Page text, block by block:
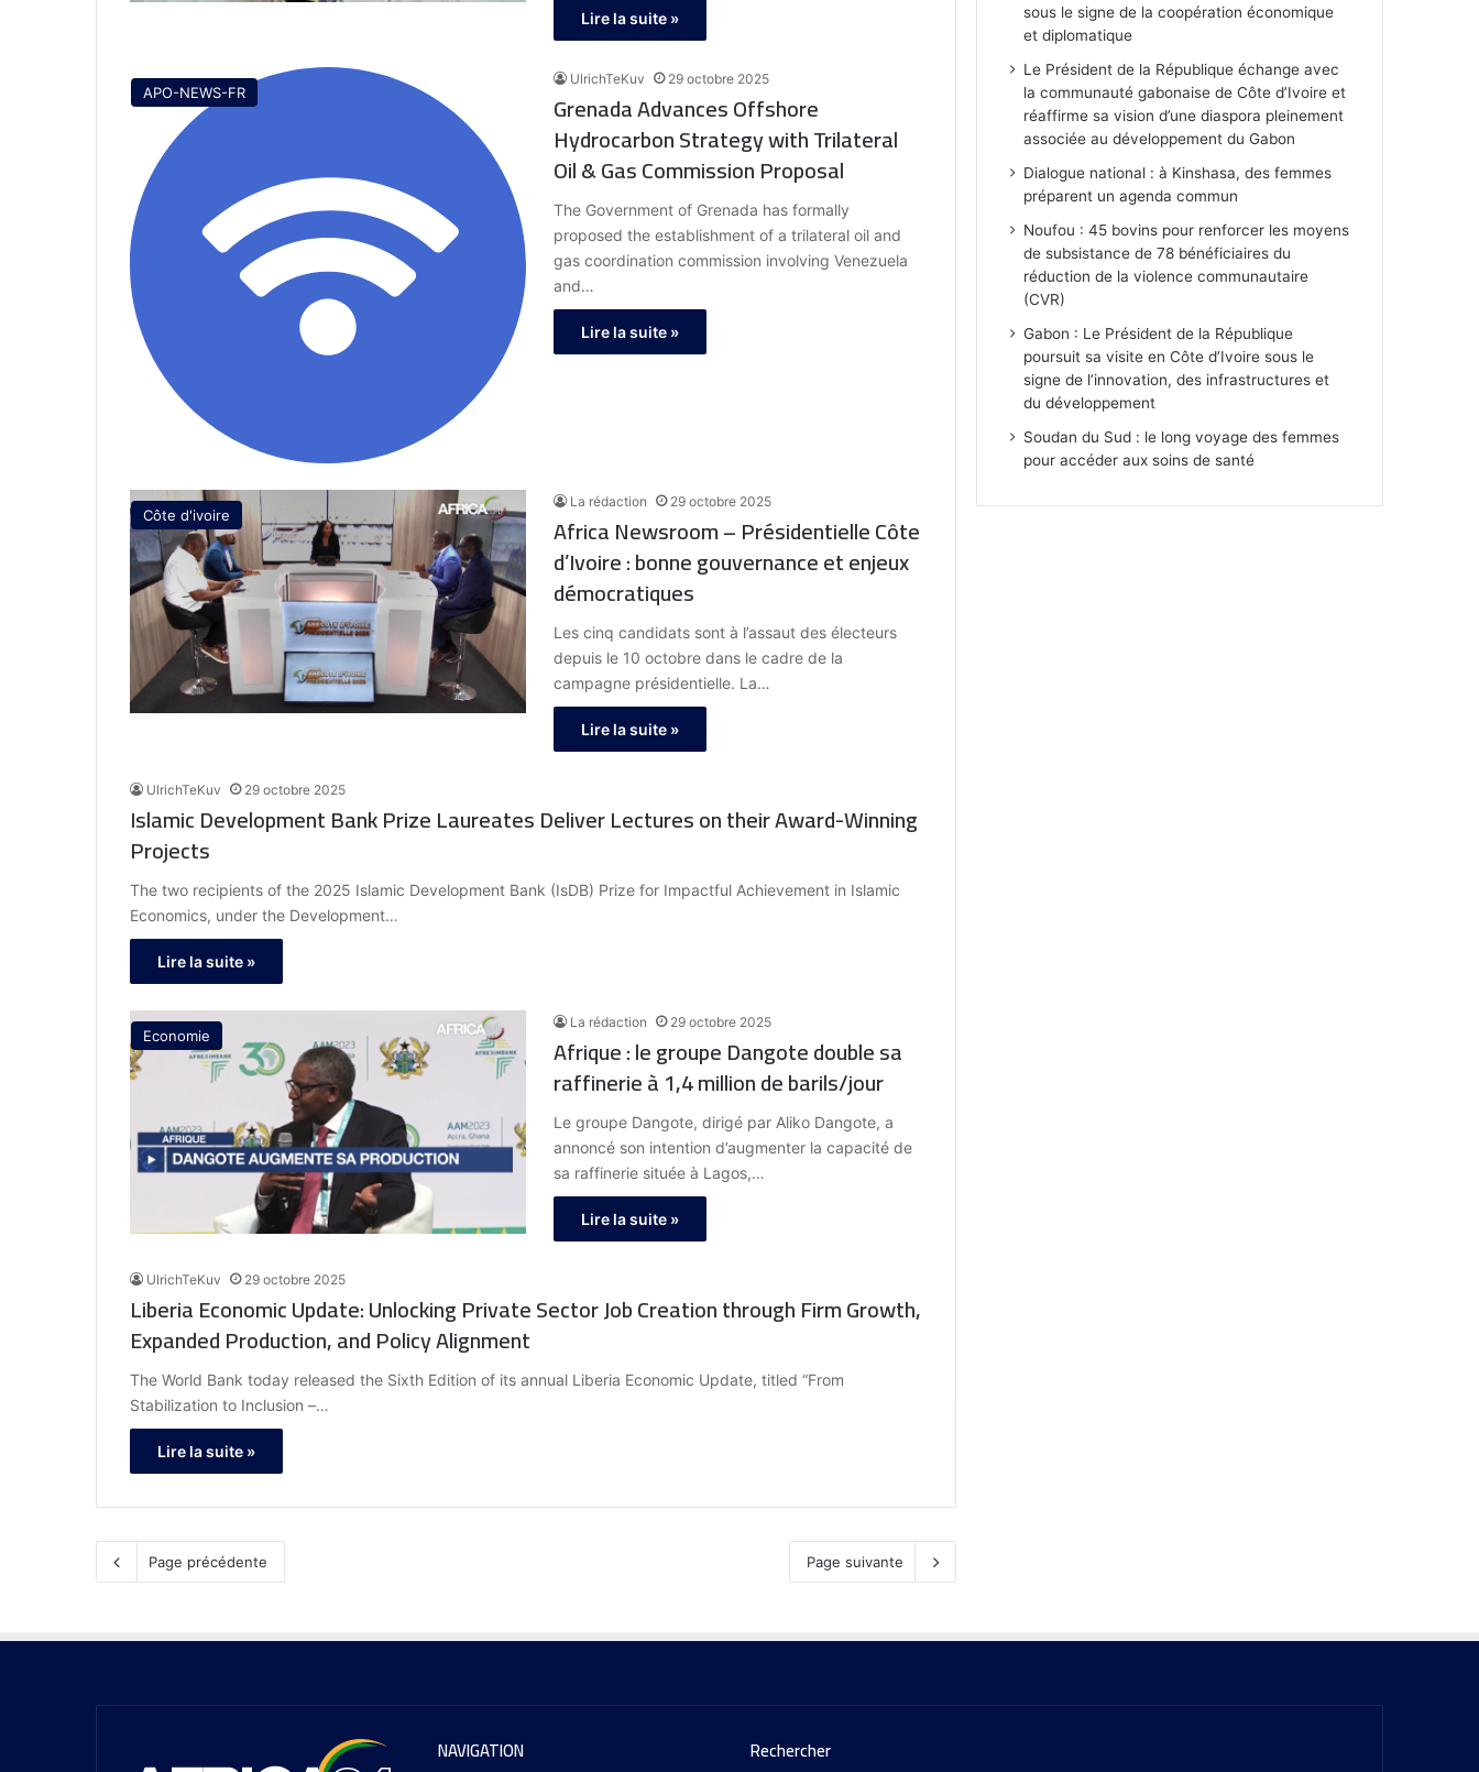
Lire la suite »
APO-NEWS-FR
UlrichTeKuv 29 octobre 2025
Grenada Advances Offshore
Hydrocarbon Strategy with Trilateral
Oil & Gas Commission Proposal
The Government of Grenada has formally
proposed the establishment of a trilateral oil and
gas coordination commission involving Venezuela
and…
Lire la suite »
Côte d'ivoire
La rédaction 29 octobre 2025
Africa Newsroom – Présidentielle Côte
d’Ivoire : bonne gouvernance et enjeux
démocratiques
Les cinq candidats sont à l’assaut des électeurs
depuis le 10 octobre dans le cadre de la
campagne présidentielle. La…
Lire la suite »
UlrichTeKuv 29 octobre 2025
Islamic Development Bank Prize Laureates Deliver Lectures on ‎their Award-Winning
Projects
The two recipients of the 2025 Islamic Development Bank (IsDB) Prize for Impactful Achievement in Islamic
Economics, under the Development…
Lire la suite »
Economie
La rédaction 29 octobre 2025
Afrique : le groupe Dangote double sa
raffinerie à 1,4 million de barils/jour
Le groupe Dangote, dirigé par Aliko Dangote, a
annoncé son intention d’augmenter la capacité de
sa raffinerie située à Lagos,…
Lire la suite »
UlrichTeKuv 29 octobre 2025
Liberia Economic Update: Unlocking Private Sector Job Creation through Firm Growth,
Expanded Production, and Policy Alignment
The World Bank today released the Sixth Edition of its annual Liberia Economic Update, titled “From
Stabilization to Inclusion –…
Lire la suite »
Page précédente Page suivante
sous le signe de la coopération économique
et diplomatique
Le Président de la République échange avec
la communauté gabonaise de Côte d’Ivoire et
réaffirme sa vision d’une diaspora pleinement
associée au développement du Gabon
Dialogue national : à Kinshasa, des femmes
préparent un agenda commun
Noufou : 45 bovins pour renforcer les moyens
de subsistance de 78 bénéficiaires du
réduction de la violence communautaire
(CVR)
Gabon : Le Président de la République
poursuit sa visite en Côte d’Ivoire sous le
signe de l’innovation, des infrastructures et
du développement
Soudan du Sud : le long voyage des femmes
pour accéder aux soins de santé
NAVIGATION Rechercher